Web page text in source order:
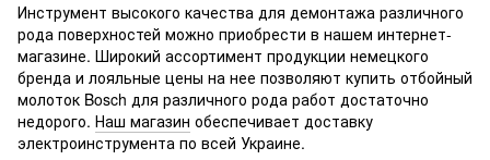
Инструмент высокого качества для демонтажа различного
рода поверхностей можно приобрести в нашем интернет-
магазине. Широкий ассортимент продукции немецкого
бренда и лояльные цены на нее позволяют купить отбойный
молоток Bosch для различного рода работ достаточно
недорого. Наш магазин обеспечивает доставку
электроинструмента по всей Украине.